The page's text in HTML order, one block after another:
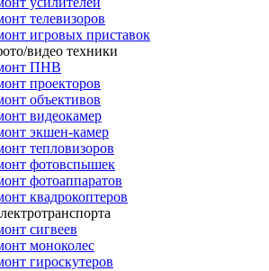
телевизоров
игровых приставок
видео техники
ПНВ
проекторов
объективов
видеокамер
экшен-камер
тепловизоров
фотовспышек
фотоаппаратов
квадрокоптеров
сигвеев
моноколес
гироскутеров